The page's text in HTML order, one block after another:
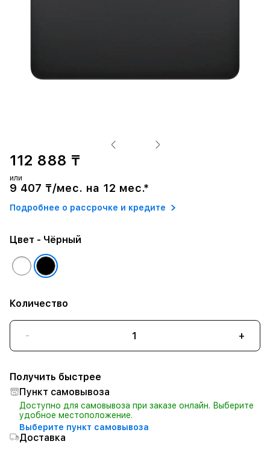
112 888 ₸
или
9 407 ₸/мес. на 12 мес.*
Подробнее о рассрочке и кредите
Цвет - Чёрный
Количество
- +
Получить быстрее
Пункт самовывоза
Доступно для самовывоза при заказе онлайн. Выберите
удобное местоположение.
Выберите пункт самовывоза
Доставка